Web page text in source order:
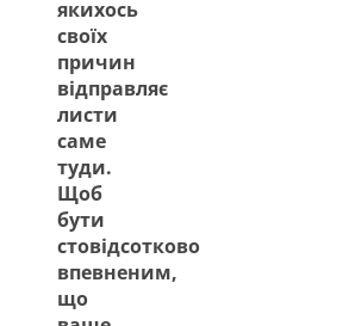
якихось
своїх
причин
відправляє
листи
саме
туди.
Щоб
бути
стовідсотково
впевненим,
що